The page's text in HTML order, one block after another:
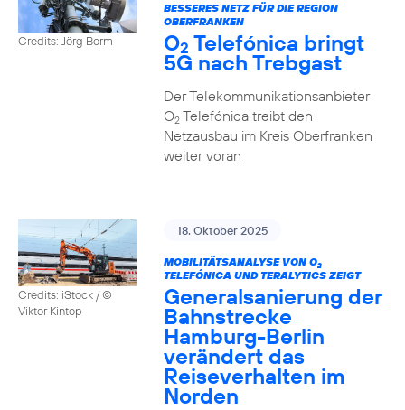
Credits: Jörg Borm
BESSERES NETZ FÜR DIE REGION
OBERFRANKEN
O2 Telefónica bringt
5G nach Trebgast
Der Telekommunikationsanbieter
O2Telefónica treibt den
Netzausbau im Kreis Oberfranken
weiter voran
Credits: iStock / ©
Viktor Kintop
18. Oktober 2025
MOBILITÄTSANALYSE VON O2
TELEFÓNICA UND TERALYTICS ZEIGT
Generalsanierung der
Bahnstrecke
Hamburg-Berlin
verändert das
Reiseverhalten im
Norden